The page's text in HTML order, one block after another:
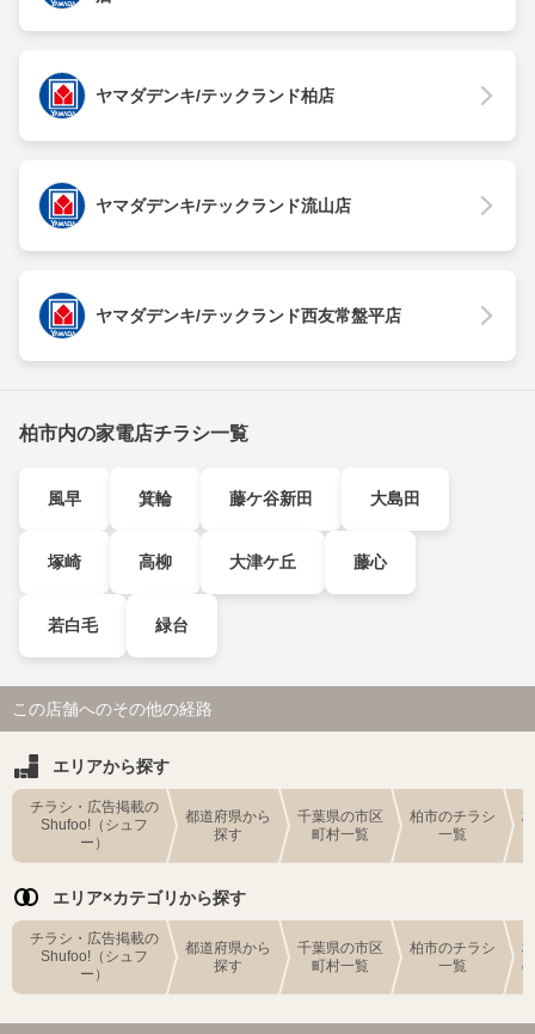
ヤマダデンキ/テックランド柏店
ヤマダデンキ/テックランド流山店
ヤマダデンキ/テックランド西友常盤平店
柏市内の家電店チラシ一覧
風早 箕輪 藤ケ谷新田 大島田
塚崎 高柳 大津ケ丘 藤心
若白毛 緑台
この店舗へのその他の経路
エリアから探す
チラシ・広告掲載の
Shufoo!（シュフ
ー）
都道府県から
探す
千葉県の市区
町村一覧
柏市のチラシ
一覧
エリア×カテゴリから探す
チラシ・広告掲載の
Shufoo!（シュフ
ー）
都道府県から
探す
千葉県の市区
町村一覧
柏市のチラシ
一覧